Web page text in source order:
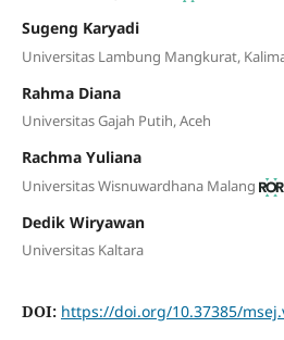
Sugeng Karyadi
Universitas Lambung Mangkurat,
Rahma Diana
Universitas Gajah Putih, Aceh
Rachma Yuliana
Universitas Wisnuwardhana Malang
Dedik Wiryawan
Universitas Kaltara
DOI: https://doi.org/10.37385/